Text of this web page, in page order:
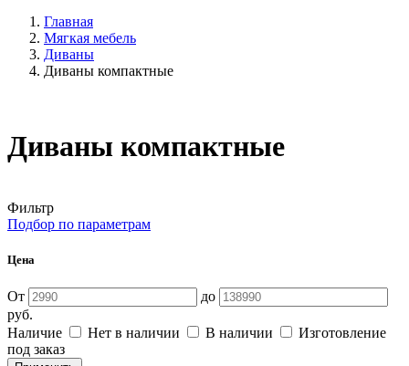
Главная
Мягкая мебель
Диваны
Диваны компактные
Диваны компактные
Фильтр
Подбор по параметрам
Цена
От
до
руб.
Наличие
Нет в наличии В наличии
Изготовление
под заказ